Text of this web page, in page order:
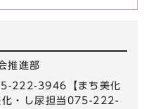
推進部
222-3946【まち美化
・し尿担当075-222-